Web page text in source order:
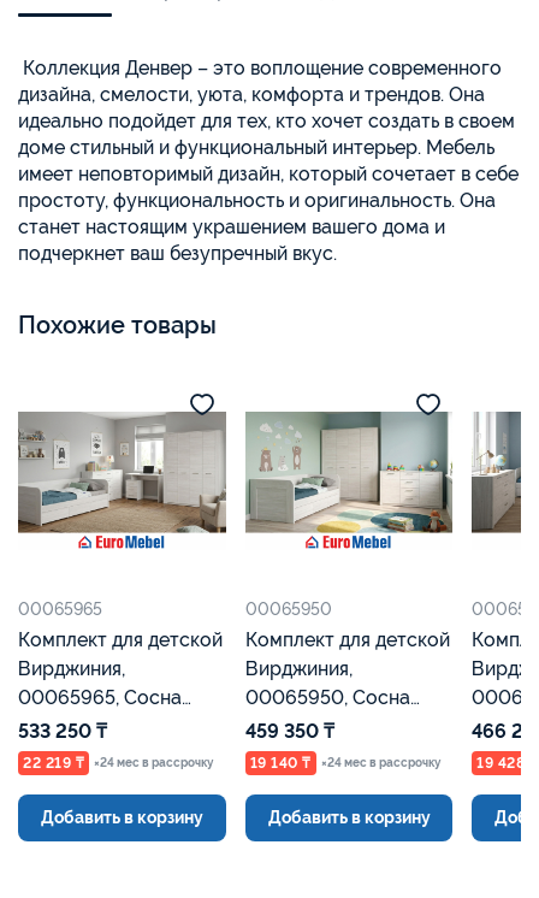
Коллекция Денвер – это воплощение современного
дизайна, смелости, уюта, комфорта и трендов. Она
идеально подойдет для тех, кто хочет создать в своем
доме стильный и функциональный интерьер. Мебель
имеет неповторимый дизайн, который сочетает в себе
простоту, функциональность и оригинальность. Она
станет настоящим украшением вашего дома и
подчеркнет ваш безупречный вкус.
Похожие товары
00065965
Комплект для детской
Вирджиния,
00065965, Сосна
Каньон Евромебель
533 250 ₸
22 219 ₸ ×24 мес в рассрочку
Добавить в корзину
00065950
Комплект для детской
Вирджиния,
00065950, Сосна
Каньон Евромебель
459 350 ₸
19 140 ₸ ×24 мес в рассрочку
Добавить в корзину
466
19 428 ₸